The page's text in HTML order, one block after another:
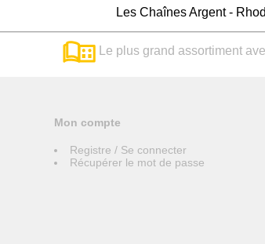
Les Chaînes Argent -
Le plus grand assortiment
Mon compte
Registre / Se connecter
Récupérer le mot de passe